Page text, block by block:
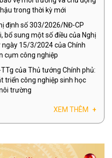
trong thời kỳ mới
định số 303/2026/NĐ-CP
sung một số điều của Nghị
15/3/2024 của Chính
cụm công nghiệp
của Thủ tướng Chính phủ:
triển công nghiệp sinh học
trường
XEM THÊM +